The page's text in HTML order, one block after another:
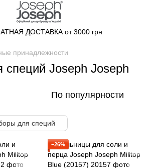
ДОСТАВКА от 3000 грн
принадлежности
Joseph Joseph
По популярности
для специй
−26%